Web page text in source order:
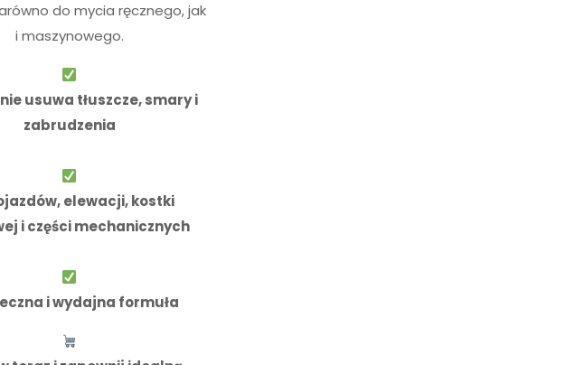
do mycia ręcznego, jak
i maszynowego.
usuwa tłuszcze, smary i
zabrudzenia
elewacji, kostki
i części mechanicznych
i wydajna formuła